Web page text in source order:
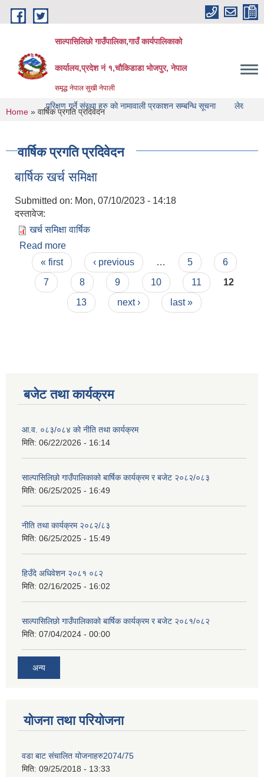
Skip to main content
साल्पासिलिछो गाउँपालिका,गाउँ कार्यपालिकाको
कार्यालय,प्रदेश नं १,चौकिडाडा भोजपुर, नेपाल
समृद्ध नेपाल सुखी नेपाली
परिक्षण गर्ने संस्था हरु को नामावाली प्रकाशन सम्बन्धि सूचना लेखा परिक्षण गर्ने
You are here
Home » वार्षिक प्रगति प्रदिवेदन
वार्षिक प्रगति प्रदिवेदन
बार्षिक खर्च समिक्षा
Submitted on: Mon, 07/10/2023 - 14:18
दस्तावेज:
खर्च समिक्षा वार्षिक
Read more
Pages
« first ‹ previous … 5
6
7
8 9 10 11
12
13
next › last »
बजेट तथा कार्यक्रम
आ.व. ०८३/०८४ को नीति तथा कार्यक्रम
मिति: 06/22/2026 - 16:14
साल्पासिलिछो गाउँपालिकाको बार्षिक कार्यक्रम र बजेट २०८२/०८३
मिति: 06/25/2025 - 16:49
नीति तथा कार्यक्रम २०८२/८३
मिति: 06/25/2025 - 15:49
हिउँदे अधिवेशन २०८१ ०८२
मिति: 02/16/2025 - 16:02
साल्पासिलिछो गाउँपालिकाको बार्षिक कार्यक्रम र बजेट २०८१/०८२
मिति: 07/04/2024 - 00:00
अन्य
योजना तथा परियोजना
वडा बाट संचालित योजनाहरु2074/75
मिति: 09/25/2018 - 13:33